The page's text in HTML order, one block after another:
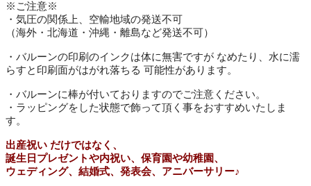
※ご注意※
・気圧の関係上、空輸地域の発送不可
（海外・北海道・沖縄・離島など発送不可）
・バルーンの印刷のインクは体に無害ですが なめたり、水に濡
らすと印刷面がはがれ落ちる 可能性があります。
・バルーンに棒が付いておりますのでご注意ください。
・ラッピングをした状態で飾って頂く事をおすすめいたしま
す。
出産祝い だけではなく、
誕生日プレゼントや内祝い、保育園や幼稚園、
ウェディング、結婚式、発表会、アニバーサリー♪